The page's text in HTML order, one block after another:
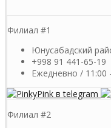
Филиал #1
Юнусабадский
+998 91 441-65-19
Ежедневно / 11:00
Филиал #2